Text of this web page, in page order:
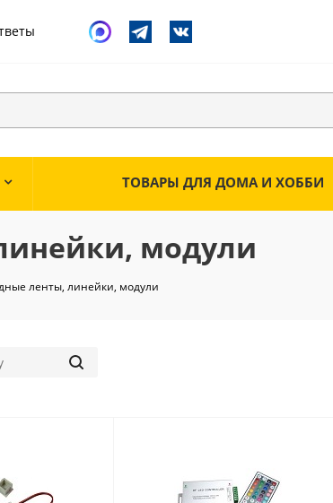
ТОВАРЫ ДЛЯ ДОМА И ХОББИ
модули
ленты, линейки, модули